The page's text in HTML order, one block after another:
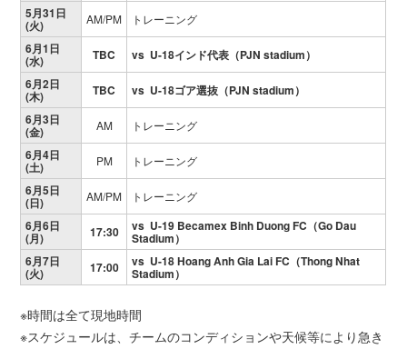
5月31日
(火) AM/PM トレーニング
6月1日
(水) TBC
vs U-18インド代表（PJN stadium）
6月2日
(木) TBC
vs U-18ゴア選抜（PJN stadium）
6月3日
(金) AM トレーニング
6月4日
(土) PM トレーニング
6月5日
(日) AM/PM トレーニング
6月6日
(月) 17:30 vs U-19 Becamex Binh Duong FC（Go Dau
Stadium）
6月7日
(火) 17:00 vs U-18 Hoang Anh Gia Lai FC（Thong Nhat
Stadium）
※時間は全て現地時間
※スケジュールは、チームのコンディションや天候等により急き